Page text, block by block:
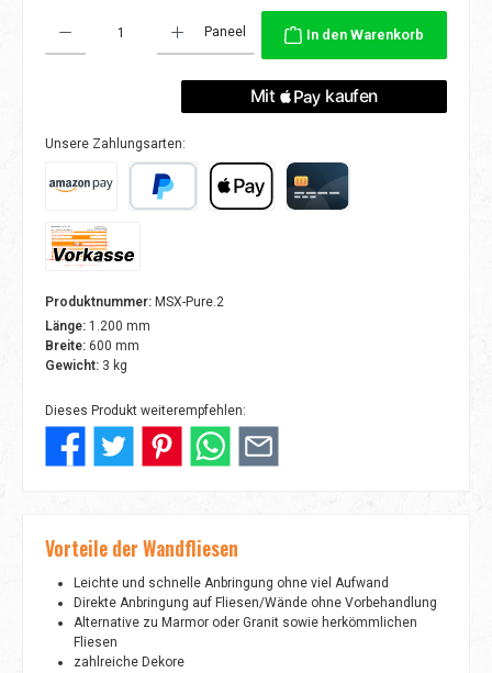
Produkt Anzahl: Gib den gewünschten Wert ein oder benutze die
Paneel In den Warenkorb
Unsere Zahlungsarten:
Produktnummer: MSX-Pure.2
Länge: 1.200 mm
Breite: 600 mm
Gewicht: 3 kg
Dieses Produkt weiterempfehlen:
Vorteile der Wandfliesen
Leichte und schnelle Anbringung ohne viel Aufwand
Direkte Anbringung auf Fliesen/Wände ohne Vorbehandlung
Alternative zu Marmor oder Granit sowie herkömmlichen
Fliesen
zahlreiche Dekore